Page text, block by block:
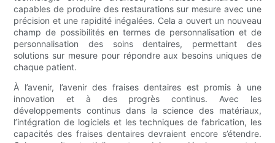
capables de produire des restaurations sur mesure avec une
précision et une rapidité inégalées. Cela a ouvert un nouveau
champ de possibilités en termes de personnalisation et de
personnalisation des soins dentaires, permettant des
solutions sur mesure pour répondre aux besoins uniques de
chaque patient.
À l’avenir, l’avenir des fraises dentaires est promis à une
innovation et à des progrès continus. Avec les
développements continus dans la science des matériaux,
l’intégration de logiciels et les techniques de fabrication, les
capacités des fraises dentaires devraient encore s’étendre.